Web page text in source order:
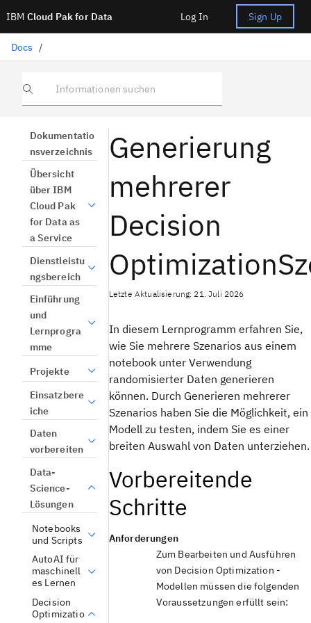
IBM Cloud Pak for Data Log In Sign Up
Docs /
Informationen suchen
Dokumentatio
nsverzeichnis
Übersicht
über IBM
Cloud Pak
for Data as
a Service
Dienstleistu
ngsbereich
Einführung
und
Lernprogra
mme
Projekte
Einsatzbere
iche
Daten
vorbereiten
Data-
Science-
Lösungen
Notebooks
und Scripts
AutoAI für
maschinell
es Lernen
Decision
Optimizatio
Generierung
mehrerer
Decision
Letzte Aktualisierung: 21. Juli 2026
In diesem Lernprogramm erfahren Sie,
wie Sie mehrere Szenarios aus einem
notebookunter Verwendung
randomisierter Daten generieren
können. Durch Generieren mehrerer
Szenarios haben Sie die Möglichkeit, ein
Modell zu testen, indem Sie es einer
breiten Auswahl von Daten unterziehen.
Vorbereitende
Schritte
Anforderungen
Zum Bearbeiten und Ausführen
von Decision Optimization -
Modellen müssen die folgenden
Voraussetzungen erfüllt sein: